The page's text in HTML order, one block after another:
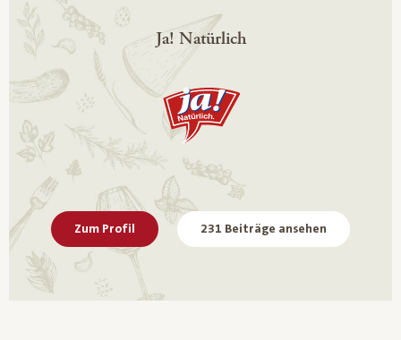
Ja! Natürlich
Zum Profil 231 Beiträge ansehen